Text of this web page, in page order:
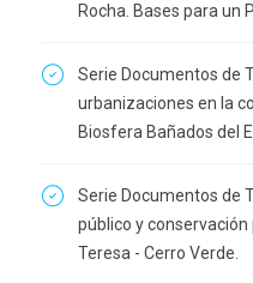
Rocha. Bases para un
Serie Documentos de
urbanizaciones en la
Biosfera Bañados del
Serie Documentos de
público y
Teresa - Cerro Verde.